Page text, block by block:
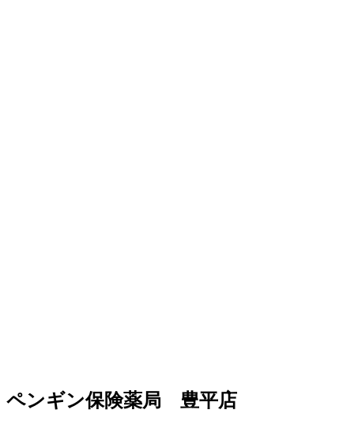
ペンギン保険薬局 豊平店